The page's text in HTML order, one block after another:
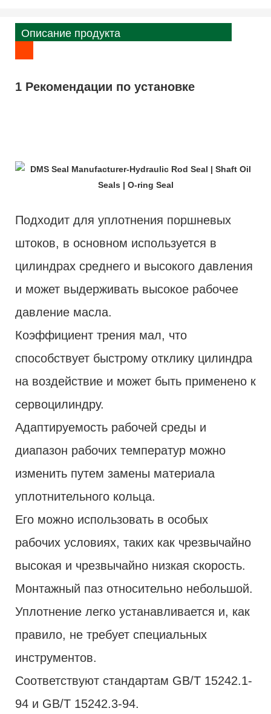
Описание продукта
1 Рекомендации по установке
Подходит для уплотнения поршневых
штоков, в основном используется в
цилиндрах среднего и высокого давления
и может выдерживать высокое рабочее
давление масла.
Коэффициент трения мал, что
способствует быстрому отклику цилиндра
на воздействие и может быть применено к
сервоцилиндру.
Адаптируемость рабочей среды и
диапазон рабочих температур можно
изменить путем замены материала
уплотнительного кольца.
Его можно использовать в особых
рабочих условиях, таких как чрезвычайно
высокая и чрезвычайно низкая скорость.
Монтажный паз относительно небольшой.
Уплотнение легко устанавливается и, как
правило, не требует специальных
инструментов.
Соответствуют стандартам GB/T 15242.1-
94 и GB/T 15242.3-94.